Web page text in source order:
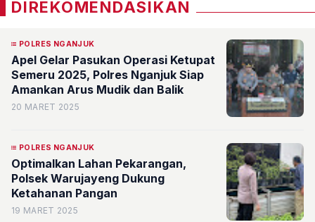
DIREKOMENDASIKAN
POLRES NGANJUK
Apel Gelar Pasukan Operasi Ketupat
Semeru 2025, Polres Nganjuk Siap
Amankan Arus Mudik dan Balik
20 MARET 2025
POLRES NGANJUK
Optimalkan Lahan Pekarangan,
Polsek Warujayeng Dukung
Ketahanan Pangan
19 MARET 2025